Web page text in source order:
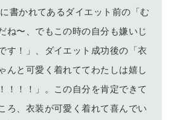
書かれてあるダイエット前の「む
ね〜、でもこの時の自分も嫌いじ
す！」、ダイエット成功後の「衣
んと可愛く着れててわたしは嬉し
！！！」。この自分を肯定できて
ろ、衣装が可愛く着れて喜んでい